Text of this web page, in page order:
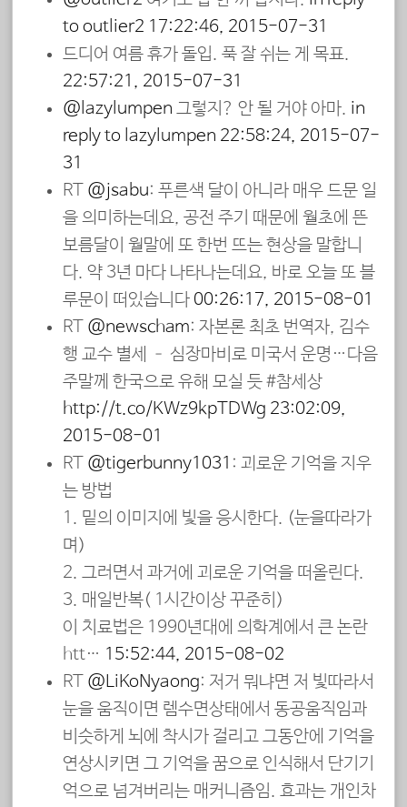
to outlier2 17:22:46, 2015-07-31
드디어 여름 휴가 돌입. 푹 잘 쉬는 게 목표.
22:57:21, 2015-07-31
@lazylumpen 그렇지? 안 될 거야 아마. in
reply to lazylumpen 22:58:24, 2015-07-
31
RT @jsabu: 푸른색 달이 아니라 매우 드문 일
을 의미하는데요, 공전 주기 때문에 월초에 뜬
보름달이 월말에 또 한번 뜨는 현상을 말합니
다. 약 3년 마다 나타나는데요, 바로 오늘 또 블
루문이 떠있습니다 00:26:17, 2015-08-01
RT @newscham: 자본론 최초 번역자, 김수
행 교수 별세 – 심장마비로 미국서 운명…다음
주말께 한국으로 유해 모실 듯 #참세상
http://t.co/KWz9kpTDWg 23:02:09,
2015-08-01
RT @tigerbunny1031 : 괴로운 기억을 지우
는 방법
1. 밑의 이미지에 빛을 응시한다. (눈을따라가
며)
2. 그러면서 과거에 괴로운 기억을 떠올린다.
3. 매일반복( 1시간이상 꾸준히)
이 치료법은 1990년대에 의학계에서 큰 논란
htt… 15:52:44, 2015-08-02
RT @LiKoNyaong: 저거 뭐냐면 저 빛따라서
눈을 움직이면 렘수면상태에서 동공움직임과
비슷하게 뇌에 착시가 걸리고 그동안에 기억을
연상시키면 그 기억을 꿈으로 인식해서 단기기
억으로 넘겨버리는 매커니즘임. 효과는 개인차